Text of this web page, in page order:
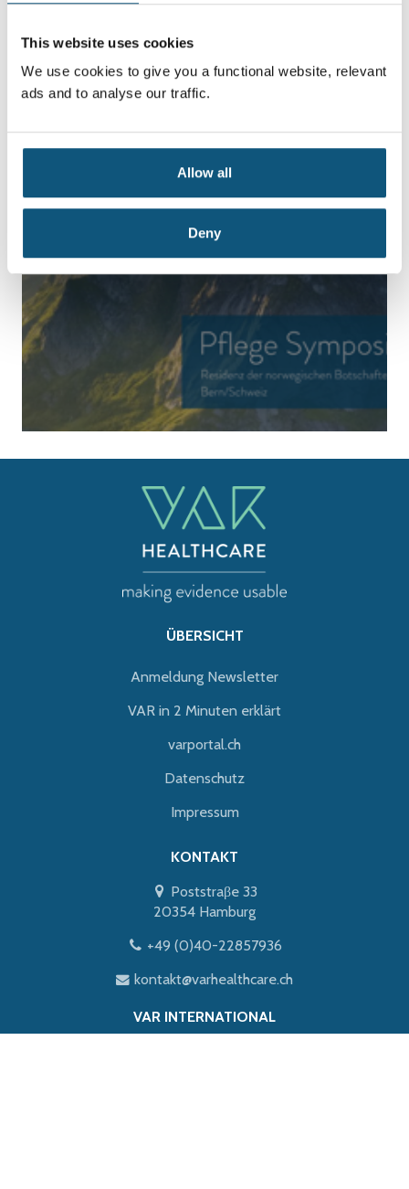
This website uses cookies
We use cookies to give you a functional website, relevant
ads and to analyse our traffic.
Allow all
Deny
Präsentation VAR Healthcare Pflege
DOWNLOAD
ÜBERSICHT
Anmeldung Newsletter
VAR in 2 Minuten erklärt
varportal.ch
Datenschutz
Impressum
KONTAKT
Poststraβe 33
20354 Hamburg
+49 (0)40-22857936
kontakt@varhealthcare.ch
VAR INTERNATIONAL